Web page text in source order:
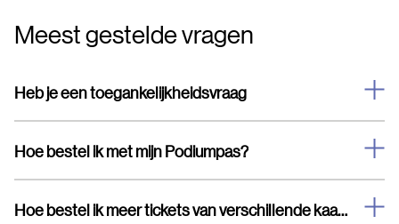
Meest gestelde vragen
Heb je een toegankelijkheidsvraag
Hoe bestel ik met mijn Podiumpas?
Hoe bestel ik meer tickets van verschillende kaartsoorten